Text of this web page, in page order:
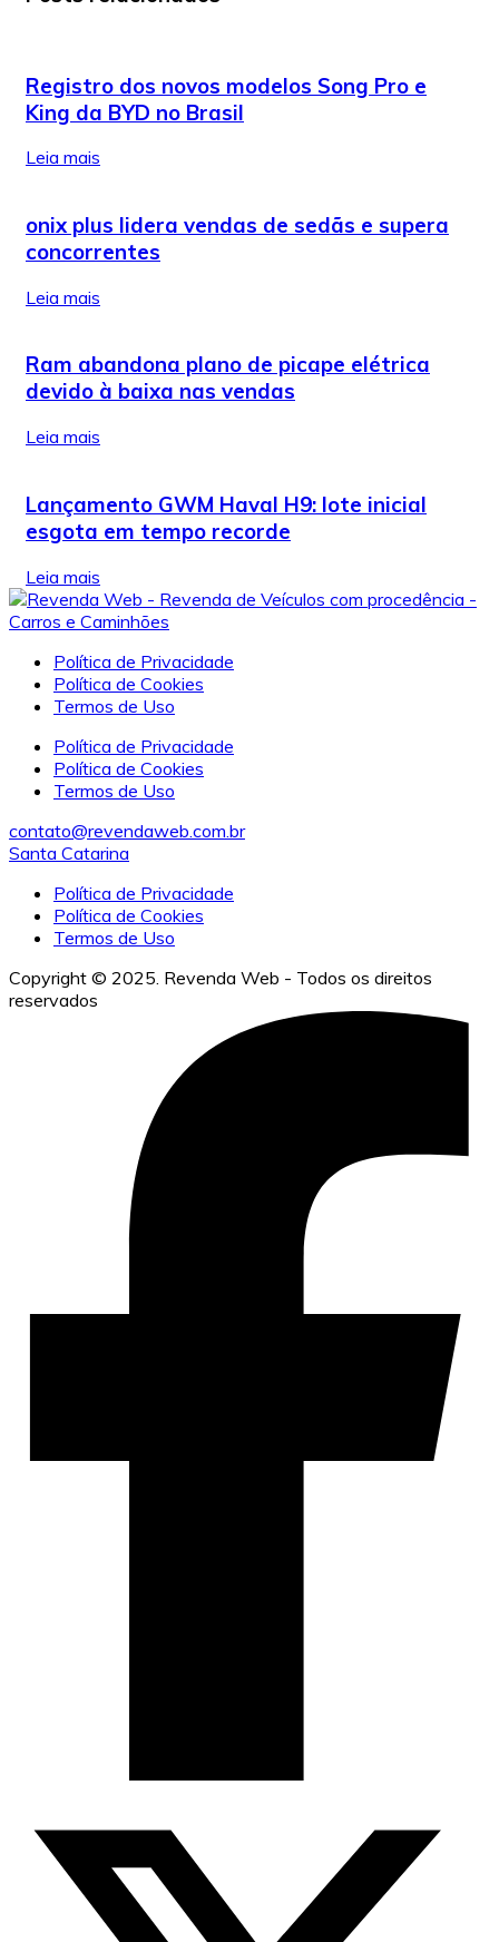
Registro dos novos modelos Song Pro e
King da BYD no Brasil
Leia mais
onix plus lidera vendas de sedãs e supera
concorrentes
Leia mais
Ram abandona plano de picape elétrica
devido à baixa nas vendas
Leia mais
Lançamento GWM Haval H9: lote inicial
esgota em tempo recorde
Leia mais
Política de Privacidade
Política de Cookies
Termos de Uso
Política de Privacidade
Política de Cookies
Termos de Uso
contato@revendaweb.com.br
Santa Catarina
Política de Privacidade
Política de Cookies
Termos de Uso
Copyright © 2025. Revenda Web - Todos os direitos
reservados